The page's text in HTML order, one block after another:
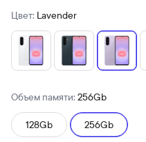
Цвет: Lavender
Объем памяти: 256Gb
128Gb 256Gb